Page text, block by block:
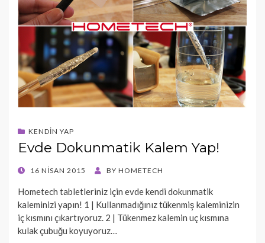
KENDIN YAP
Evde Dokunmatik Kalem Yap!
POSTED16 NISAN 2015 BY HOMETECH
Hometech tabletleriniz için evde kendi dokunmatik
kaleminizi yapın! 1 | Kullanmadığınız tükenmiş kaleminizin
iç kısmını çıkartıyoruz. 2 | Tükenmez kalemin uç kısmına
kulak çubuğu koyuyoruz…